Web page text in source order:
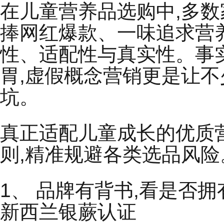
在儿童营养品选购中,多
捧网红爆款、一味追求营
性、适配性与真实性。事
胃,虚假概念营销更是让
坑。
真正适配儿童成长的优质
则,精准规避各类选品风
1、 品牌有背书,看是否
新西兰银蕨认证